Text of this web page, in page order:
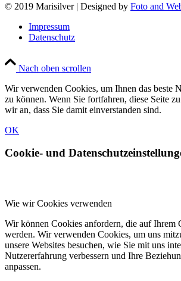
© 2019 Marisilver | Designed by Foto and
Impressum
Datenschutz
Nach oben scrollen
Wir verwenden Cookies, um Ihnen das beste
zu können. Wenn Sie fortfahren, diese Seite
wir an, dass Sie damit einverstanden sind.
OK
Cookie- und
Wie wir Cookies verwenden
Wir können Cookies anfordern, die auf Ihrem
werden. Wir verwenden Cookies, um uns
unsere Websites besuchen, wie Sie mit uns
Nutzererfahrung verbessern und Ihre
anpassen.